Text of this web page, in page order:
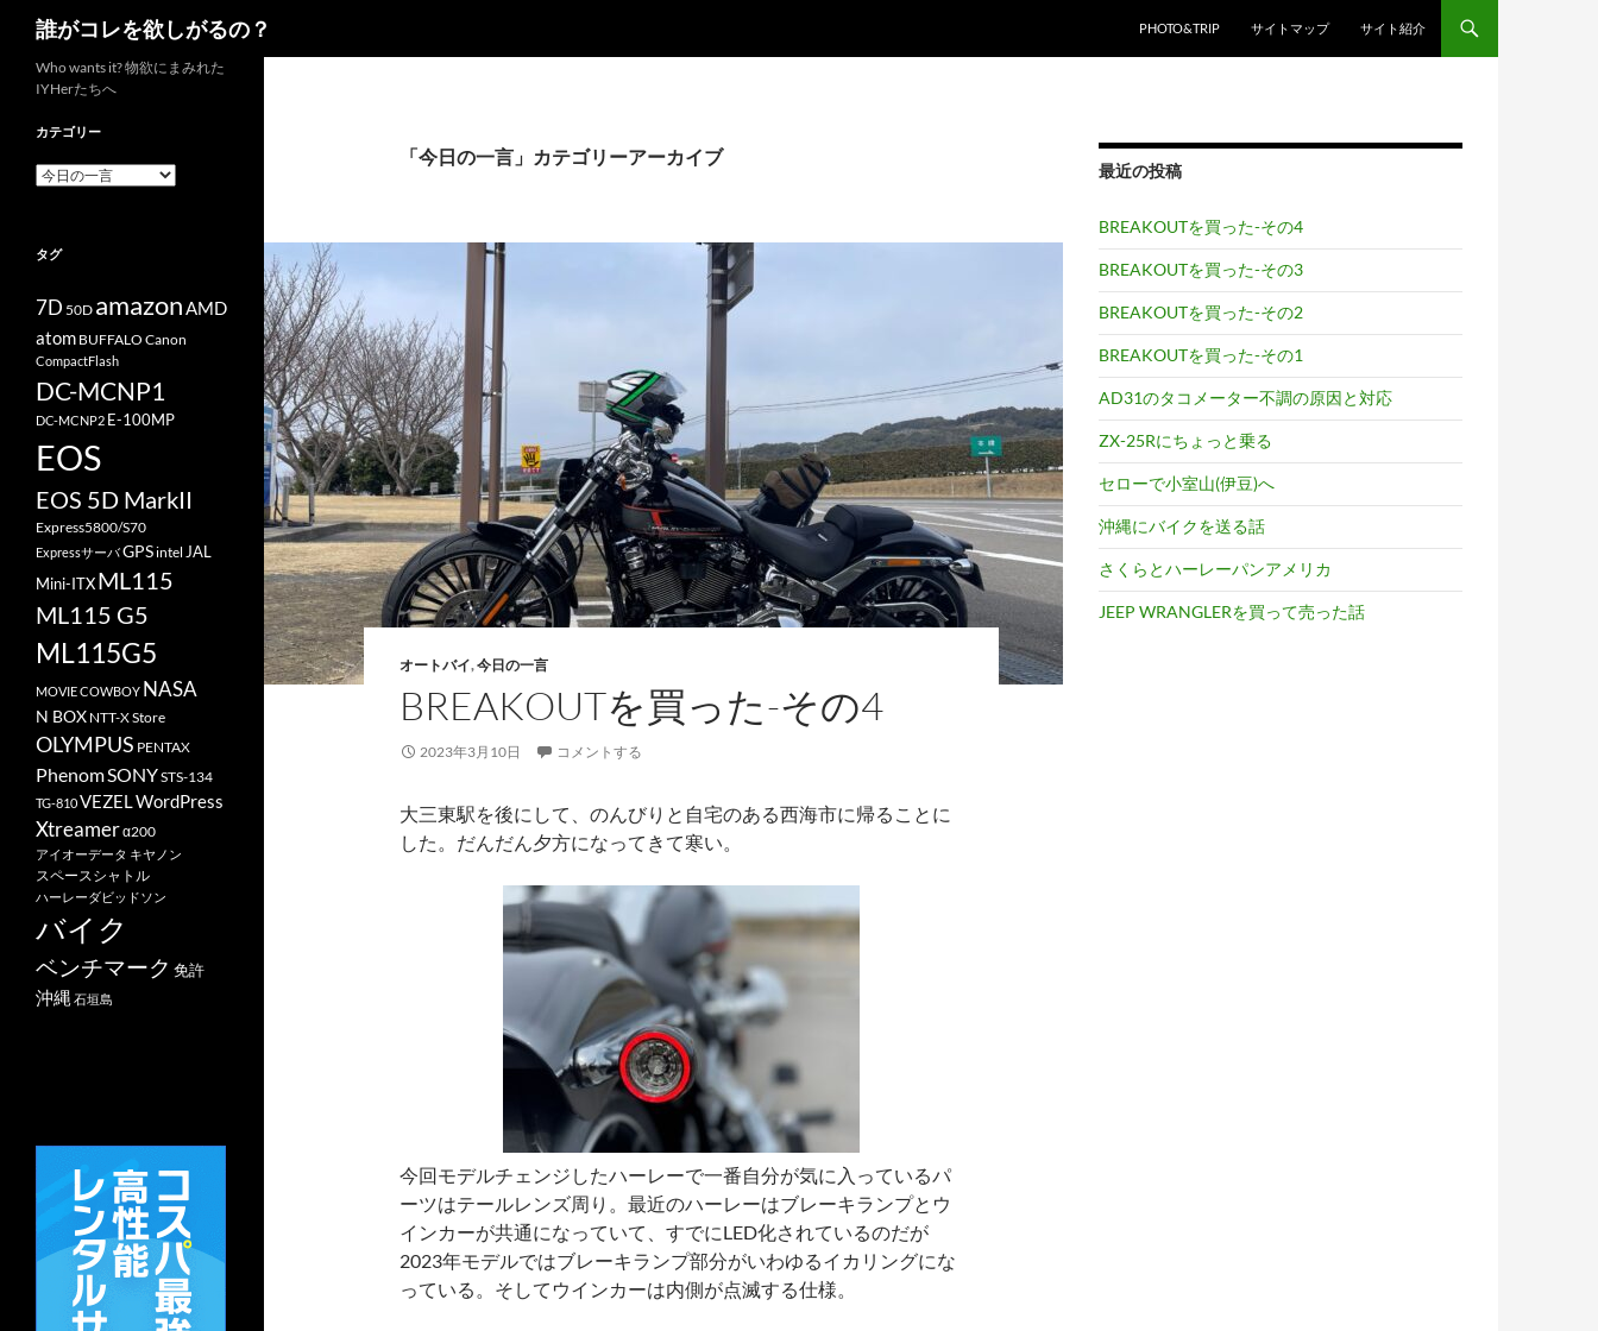
誰がコレを欲しがるの？ PHOTO&TRIP サイトマップ サイト紹介
「今日の一言」カテゴリーアーカイブ
オートバイ,今日の一言
BREAKOUTを買った-その4
2023年3月10日 コメントする
大三東駅を後にして、のんびりと自宅のある西海市に帰ることに
した。だんだん夕方になってきて寒い。
今回モデルチェンジしたハーレーで一番自分が気に入っているパ
ーツはテールレンズ周り。最近のハーレーはブレーキランプとウ
インカーが共通になっていて、すでにLED化されているのだが
2023年モデルではブレーキランプ部分がいわゆるイカリングにな
っている。そしてウインカーは内側が点滅する仕様。
最近の投稿
BREAKOUTを買った-その4
BREAKOUTを買った-その3
BREAKOUTを買った-その2
BREAKOUTを買った-その1
AD31のタコメーター不調の原因と対応
ZX-25Rにちょっと乗る
セローで小室山(伊豆)へ
沖縄にバイクを送る話
さくらとハーレーパンアメリカ
JEEP WRANGLERを買って売った話
Who wants it? 物欲にまみれた
IYHerたちへ
カテゴリー
カ
ー
タグ
7D 50D amazonAMD
atom BUFFALO Canon
CompactFlash
DC-MCNP1
DC-MCNP2 E-100MP
EOS
EOS 5D MarkII
Express5800/S70
ExpressサーバGPSintel JAL
Mini-ITXML115
ML115 G5
ML115G5
MOVIE COWBOY NASA
N BOX NTT-X Store
OLYMPUS PENTAX
PhenomSONYSTS-134
TG-810VEZELWordPress
Xtreamerα200
アイオーデータ キヤノン
スペースシャトル
ハーレーダビッドソン
バイク
ベンチマーク 免許
沖縄 石垣島